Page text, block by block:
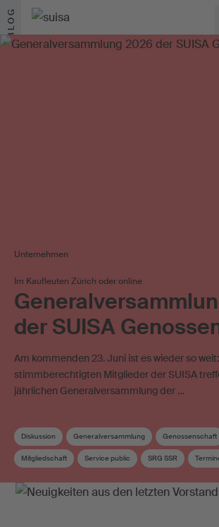
Zum Inhalt springen
BLOG
Unternehmen
Im Kaufleuten Zürich oder online
der SUISA
Am kommenden 23. Juni ist es wieder so
stimmberechtigten Mitglieder der SUISA
jährlichen Generalversammlung der …
Diskussion Generalversammlung Genossenschaft
Mitgliedschaft Service public SRG SSR